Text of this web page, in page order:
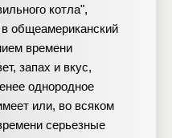
котла",
общеамериканский
времени
запах и вкус,
однородное
или, во всяком
серьезные